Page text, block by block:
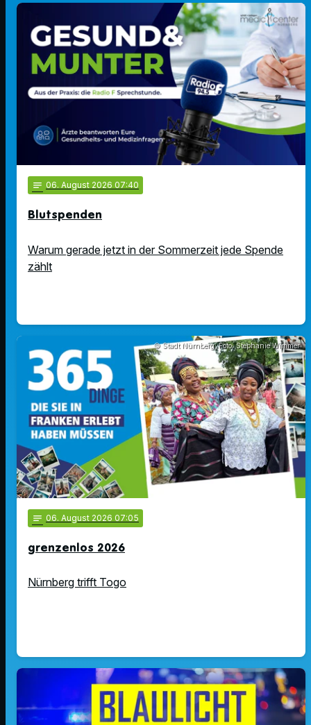
notes 06. August 2026 07:40
Blutspenden
Warum gerade jetzt in der Sommerzeit jede Spende
zählt
© Stadt Nürnberg; Foto: Stephanie Wimmer
notes 06. August 2026 07:05
grenzenlos 2026
Nürnberg trifft Togo